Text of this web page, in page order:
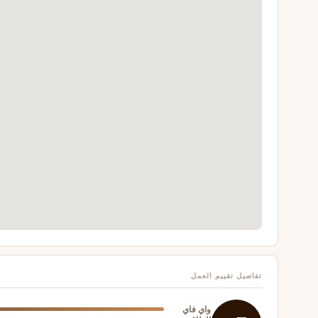
تفاصيل تقييم العمل
واي فاي